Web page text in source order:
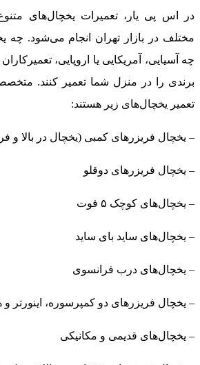
در اس پی یار، تعمیرات یخچال‌های
مختلف در بازار تهران انجام می‌شود. چه
چه آسیایی، آمریکایی یا اروپایی،
برندی را در منزل شما تعمیر کنند.
تعمیر یخچال‌های زیر هستند:
– یخچال فریزرهای کمبی (یخچال در بالا و
– یخچال فریزرهای دوقلو
– یخچال‌های کوچک ۵ فوت
– یخچال‌های ساید بای ساید
– یخچال‌های درب فرانسوی
– یخچال فریزرهای دو کمپرسوره، اینورتر
– یخچال‌های قدیمی و مکانیکی